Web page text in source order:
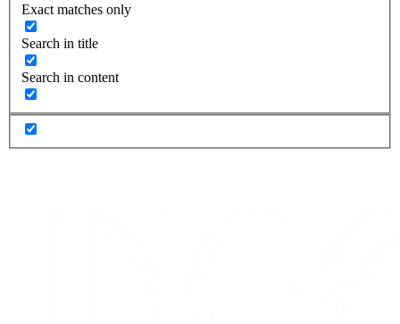
Exact matches only
Search in title
Search in content